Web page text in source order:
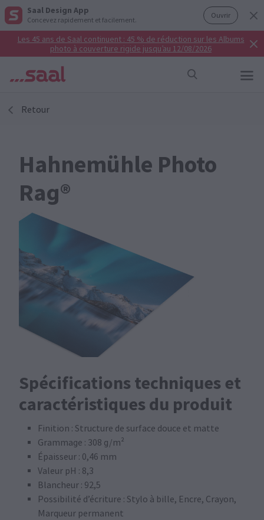
Saal Design App
Concevez rapidement et facilement. Ouvrir
Les 45 ans de Saal continuent : 45 % de réduction sur les Albums
photo à couverture rigide jusqu’au 12/08/2026
Retour
Hahnemühle Photo
Rag®
Spécifications techniques et
caractéristiques du produit
Finition : Structure de surface douce et matte
Grammage : 308 g/m²
Épaisseur : 0,46 mm
Valeur pH : 8,3
Blancheur : 92,5
Possibilité d’écriture : Stylo à bille, Encre, Crayon,
Marqueur permanent